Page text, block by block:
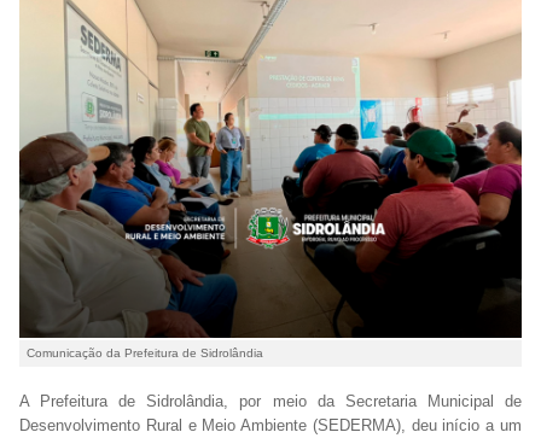
Comunicação da Prefeitura de Sidrolândia
A Prefeitura de Sidrolândia, por meio da Secretaria Municipal de
Desenvolvimento Rural e Meio Ambiente (SEDERMA), deu início a um